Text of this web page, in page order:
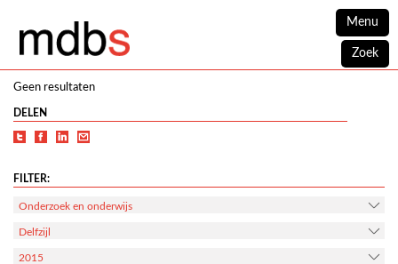
Menu
Zoek
Geen resultaten
DELEN
FILTER:
Onderzoek en onderwijs
Delfzijl
2015